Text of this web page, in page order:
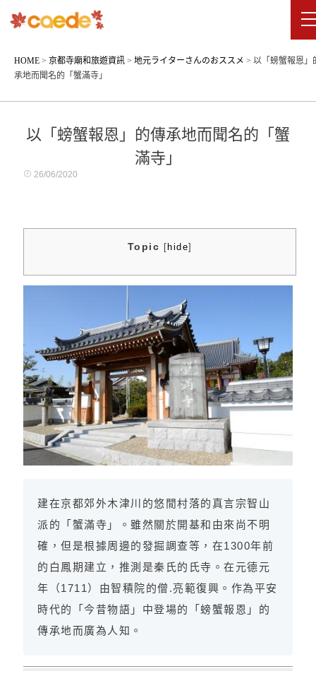
HOME > 京都寺廟和旅遊資訊 > 地元ライターさんのおススメ > 以「螃蟹報恩」
承地而聞名的「蟹滿寺」
以「螃蟹報恩」的傳承地而聞名的「蟹
滿寺」
26/06/2020
Topic [ hide]
建在京都郊外木津川的悠閒村落的真言宗智山
派的「蟹滿寺」。雖然關於開基和由來尚不明
確，但是根據周邊的發掘調查等，在1300年前
的白鳳期建立，推測是秦氏的氏寺。在元德元
年（1711）由智積院的僧.亮範復興。作為平安
時代的「今昔物語」中登場的「螃蟹報恩」的
傳承地而廣為人知。